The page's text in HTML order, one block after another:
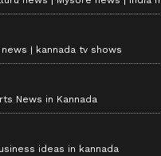
kannada tv shows
News in Kannada
ideas in kannada